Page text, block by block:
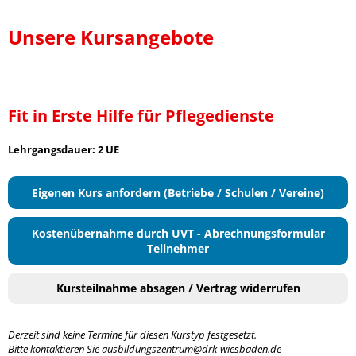
Unsere Kursangebote
Fit in Erste Hilfe für Pflegedienste
Lehrgangsdauer: 2 UE
Eigenen Kurs anfordern (Betriebe / Schulen / Vereine)
Kostenübernahme durch UVT - Abrechnungsformular
Teilnehmer
Kursteilnahme absagen / Vertrag widerrufen
Derzeit sind keine Termine für diesen Kurstyp festgesetzt.
Bitte kontaktieren Sie ausbildungszentrum@drk-wiesbaden.de